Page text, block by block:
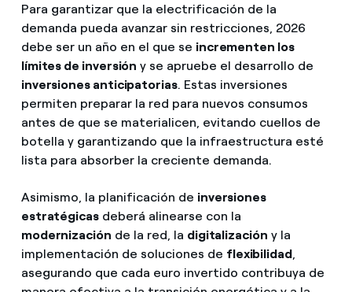
Para garantizar que la electrificación de la
demanda pueda avanzar sin restricciones, 2026
debe ser un año en el que se incrementen los
límites de inversión y se apruebe el desarrollo de
inversiones anticipatorias. Estas inversiones
permiten preparar la red para nuevos consumos
antes de que se materialicen, evitando cuellos de
botella y garantizando que la infraestructura esté
lista para absorber la creciente demanda.
Asimismo, la planificación de inversiones
estratégicasdeberá alinearse con la
modernización de la red, la digitalización y la
implementación de soluciones de flexibilidad,
asegurando que cada euro invertido contribuya de